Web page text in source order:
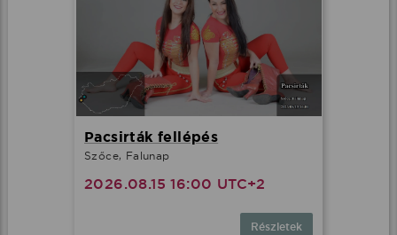
Pacsirták fellépés
Szőce, Falunap
2026.08.15 16:00 UTC+2
Részletek